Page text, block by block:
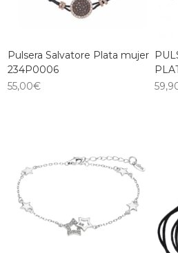
Pulsera Salvatore Plata mujer
234P0006
55,00€